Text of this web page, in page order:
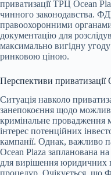
приватизації ТРЦ Ocean
чинного законодавства.
правоохоронними
документацію для
максимально вигідну
ринковою ціною.
Перспективи приватизації
Ситуація навколо
занепокоєння щодо
кримінальне провадження
інтерес потенційних
кампанії. Однак, важливо
Ocean Plaza запланована
для вирішення юридичних